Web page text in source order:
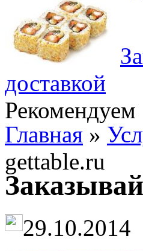
доставкой
Рекомендуем
Главная »
gettable.ru
29.10.2014